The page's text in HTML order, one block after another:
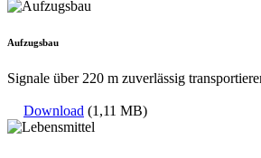
Aufzugsbau
Signale über 220 m zuverlässig
Download (1,11 MB)